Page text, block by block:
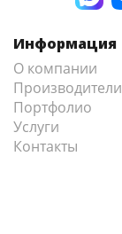
Информация
О компании
Производители
Портфолио
Услуги
Контакты